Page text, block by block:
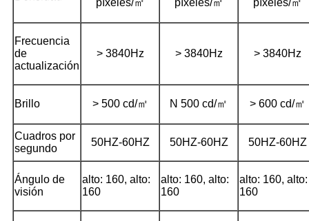
píxeles/㎡
píxeles/㎡
píxeles/㎡
Frecuencia
de
actualización
> 3840Hz > 3840Hz > 3840Hz
Brillo > 500 cd/㎡ N 500 cd/㎡ > 600 cd/㎡
Cuadros por
segundo
50HZ-60HZ 50HZ-60HZ 50HZ-60HZ
Ángulo de
visión
alto: 160, alto:
160
alto: 160, alto:
160
alto: 160, alto:
160